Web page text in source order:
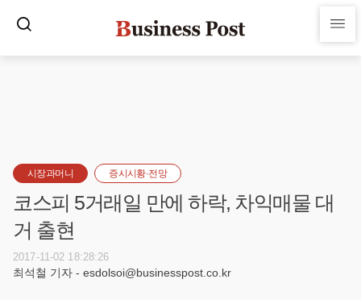
시장과머니 증시시황·전망
코스피 5거래일 만에 하락, 차익매물 대
거 출현
2017-11-02 18:28:26
최석철 기자 - esdolsoi@businesspost.co.kr